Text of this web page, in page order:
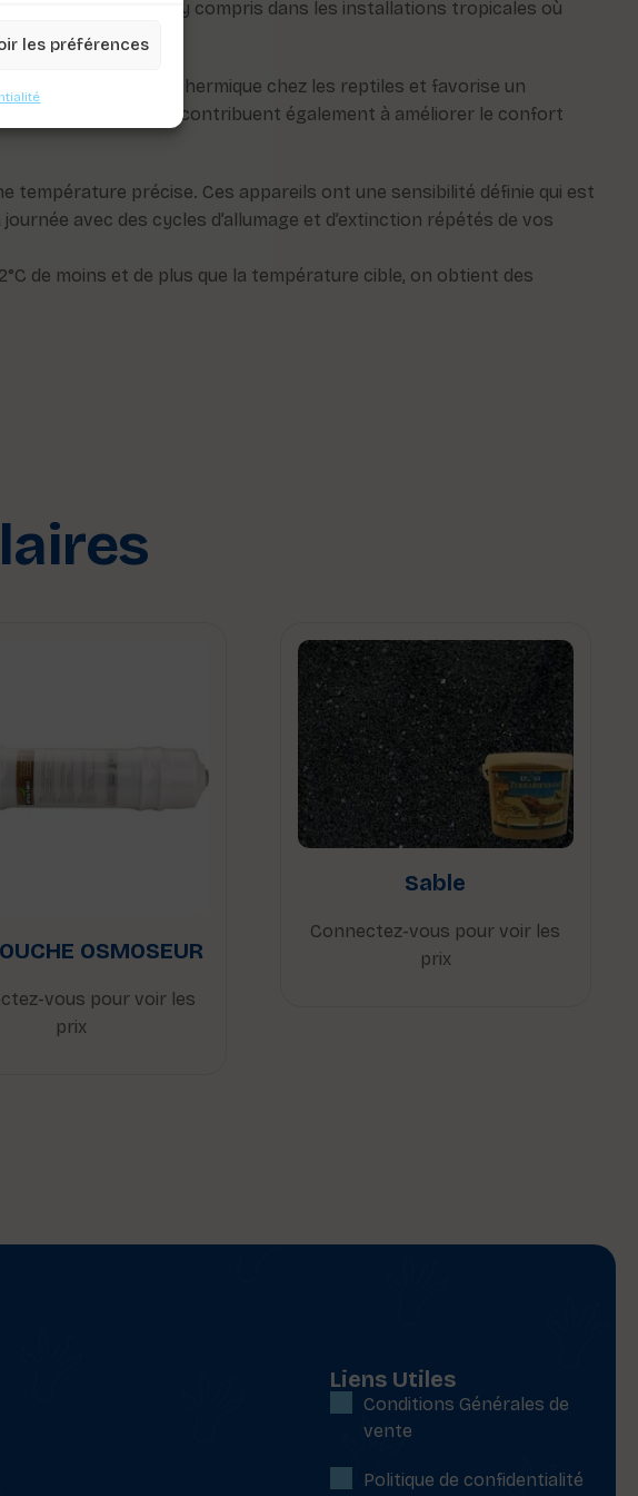
les préférences
de terrarium, y compris dans les installations tropicales où
limite le stress thermique chez les reptiles et favorise un
et moins fréquents contribuent également à améliorer le confort
précise. Ces appareils ont une sensibilité définie qui est
avec des cycles d’allumage et d’extinction répétés de vos
de moins et de plus que la température cible, on obtient des
OSMOSEUR
vous pour voir les
prix
Sable
Connectez-vous pour voir les
prix
Liens Utiles
Conditions Générales de
vente
Politique de confidentialité